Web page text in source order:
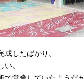
成したばかり。
い。